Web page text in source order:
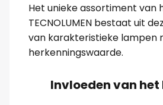
Het unieke assortiment van
TECNOLUMEN bestaat uit
van karakteristieke lampen
herkenningswaarde.
Invloeden van het